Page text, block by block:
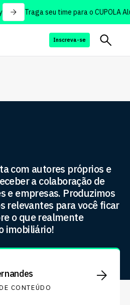
Traga seu time para o CUPOLA
Inscreva-se
com autores próprios e
a colaboração de
e empresas. Produzimos
relevantes para você ficar
o que realmente
imobiliário!
CONTEÚDO